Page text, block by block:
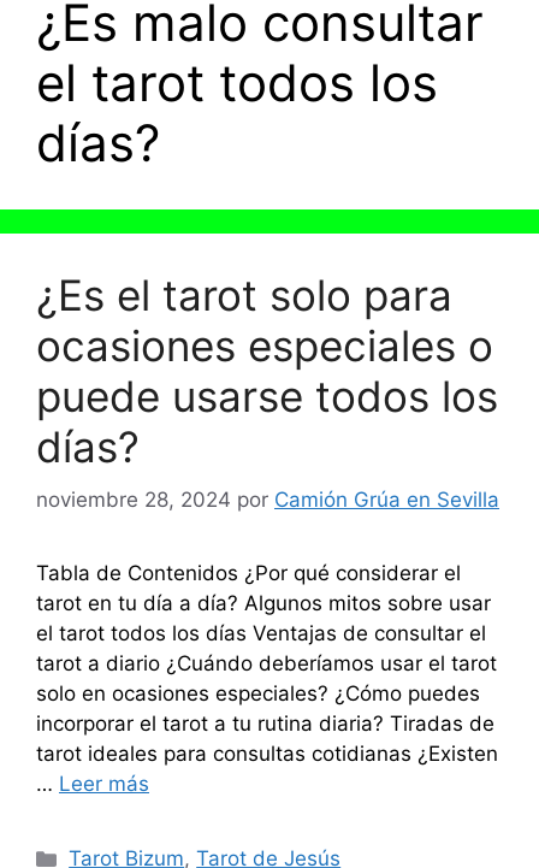
¿Es malo consultar
el tarot todos los
días?
¿Es el tarot solo para
ocasiones especiales o
puede usarse todos los
días?
noviembre 28, 2024 por Camión Grúa en Sevilla
Tabla de Contenidos ¿Por qué considerar el
tarot en tu día a día? Algunos mitos sobre usar
el tarot todos los días Ventajas de consultar el
tarot a diario ¿Cuándo deberíamos usar el tarot
solo en ocasiones especiales? ¿Cómo puedes
incorporar el tarot a tu rutina diaria? Tiradas de
tarot ideales para consultas cotidianas ¿Existen
… Leer más
Categorías
Tarot Bizum,Tarot de Jesús